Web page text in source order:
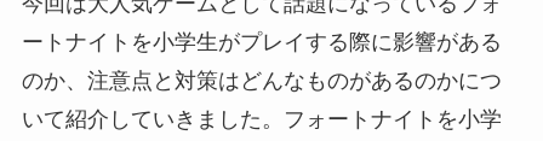
ートナイトを小学生がプレイする際に影響がある
のか、注意点と対策はどんなものがあるのかにつ
いて紹介していきました。フォートナイトを小学